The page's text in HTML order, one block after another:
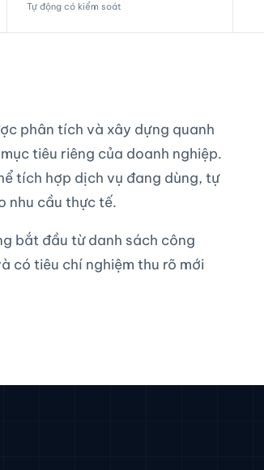
Tự động có kiểm soát
phân tích và xây dựng quanh
tiêu riêng của doanh nghiệp.
tích hợp dịch vụ đang dùng, tự
nhu cầu thực tế.
bắt đầu từ danh sách công
có tiêu chí nghiệm thu rõ mới